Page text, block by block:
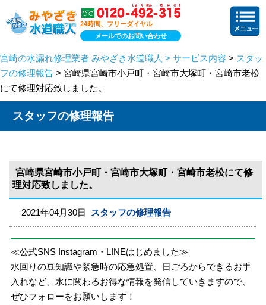
24時間、フリーダイヤル
メールでのお問い合わせ
宮崎の水漏れ修理業者 みやざき水道職人 > サービス内容 > スタッ
フの修理報告 > 宮崎県宮崎市小戸町・宮崎市大塚町・宮崎市老松
にて修理対応致しました。
スタッフの修理報告
宮崎県宮崎市小戸町・宮崎市大塚町・宮崎市老松にて修
理対応致しました。
2021年04月30日 スタッフの修理報告
≪公式SNS Instagram・LINEはじめました≫
水回りの豆知識や緊急時の応急処置、日ごろからできるお手
入れなど、水に関わるお得な情報を発信していきますので、
ぜひフォローをお願いします！